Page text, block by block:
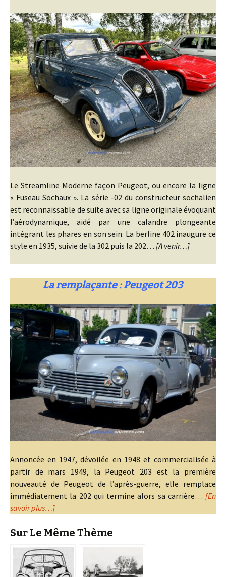
Le Streamline Moderne façon Peugeot, ou encore la ligne
« Fuseau Sochaux ». La série -02 du constructeur sochalien
est reconnaissable de suite avec sa ligne originale évoquant
l’aérodynamique, aidé par une calandre plongeante
intégrant les phares en son sein. La berline 402 inaugure ce
style en 1935, suivie de la 302 puis la 202… [A venir…]
La remplaçante : Peugeot 203
Annoncée en 1947, dévoilée en 1948 et commercialisée à
partir de mars 1949, la Peugeot 203 est la première
nouveauté de Peugeot de l’après-guerre, elle remplace
immédiatement la 202 qui termine alors sa carrière… [En
savoir plus…]
Sur Le Même Thème